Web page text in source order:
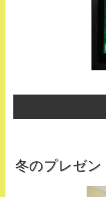
冬のプレゼン